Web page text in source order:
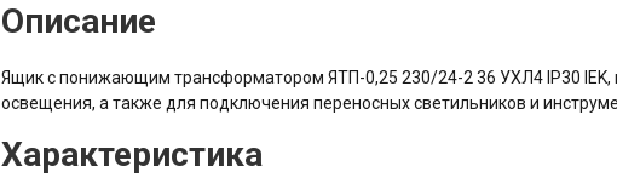
Описание
Ящик с понижающим трансформатором ЯТП-0,25 230/24-2 36 УХЛ4 IP30 IEK,
освещения, а также для подключения переносных светильников и
Характеристика